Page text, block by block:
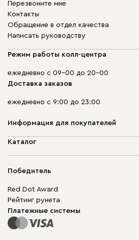
Перезвоните мне
Контакты
Обращение в отдел качества
Написать руководству
Режим работы колл-центра
ежедневно с 09-00 до 20-00
Доставка заказов
ежедневно с 9:00 до 23:00
Информация для покупателей
О компании
Гарантия
Для бизнеса
Карта сайта
Каталог
Корпусная мебель
Модульная мебель
Столы и стулья
Победитель
Red Dot Award
Рейтинг рунета
Платежные системы